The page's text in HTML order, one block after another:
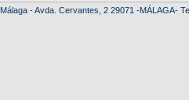
- Avda. Cervantes, 2 29071 -MÁLAGA-